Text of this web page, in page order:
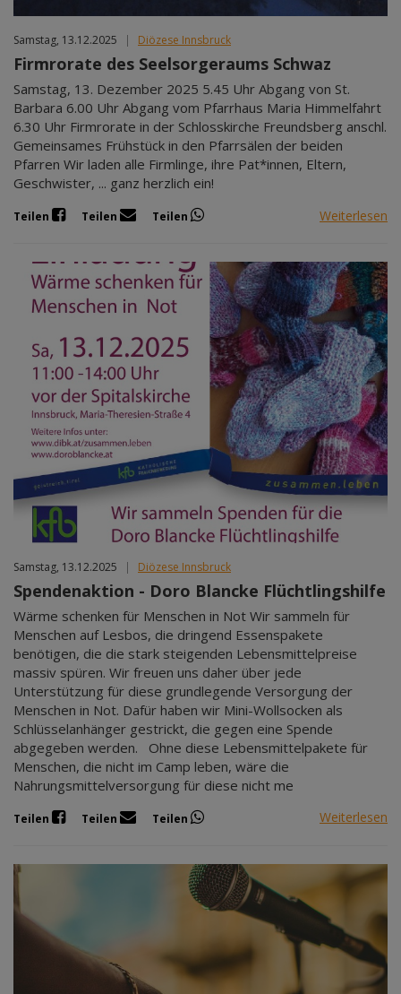
Samstag, 13.12.2025 | Diözese Innsbruck
Firmrorate des Seelsorgeraums Schwaz
Samstag, 13. Dezember 2025 5.45 Uhr Abgang von St.
Barbara 6.00 Uhr Abgang vom Pfarrhaus Maria Himmelfahrt
6.30 Uhr Firmrorate in der Schlosskirche Freundsberg anschl.
Gemeinsames Frühstück in den Pfarrsälen der beiden
Pfarren Wir laden alle Firmlinge, ihre Pat*innen, Eltern,
Geschwister, ... ganz herzlich ein!
Teilen Teilen Teilen Weiterlesen
Samstag, 13.12.2025 | Diözese Innsbruck
Spendenaktion - Doro Blancke Flüchtlingshilfe
Wärme schenken für Menschen in Not Wir sammeln für
Menschen auf Lesbos, die dringend Essenspakete
benötigen, die die stark steigenden Lebensmittelpreise
massiv spüren. Wir freuen uns daher über jede
Unterstützung für diese grundlegende Versorgung der
Menschen in Not. Dafür haben wir Mini-Wollsocken als
Schlüsselanhänger gestrickt, die gegen eine Spende
abgegeben werden. Ohne diese Lebensmittelpakete für
Menschen, die nicht im Camp leben, wäre die
Nahrungsmittelversorgung für diese nicht me
Teilen Teilen Teilen Weiterlesen